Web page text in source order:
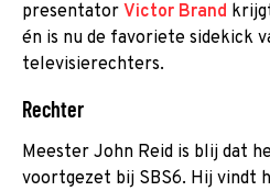
presentator Victor Brand
én is nu de favoriete sidekick
televisierechters.
Rechter
Meester John Reid is blij dat
voortgezet bij SBS6. Hij vindt